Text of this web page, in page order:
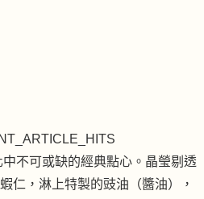
不可或缺的經典點心。晶瑩剔透
仁，淋上特製的豉油（醬油），